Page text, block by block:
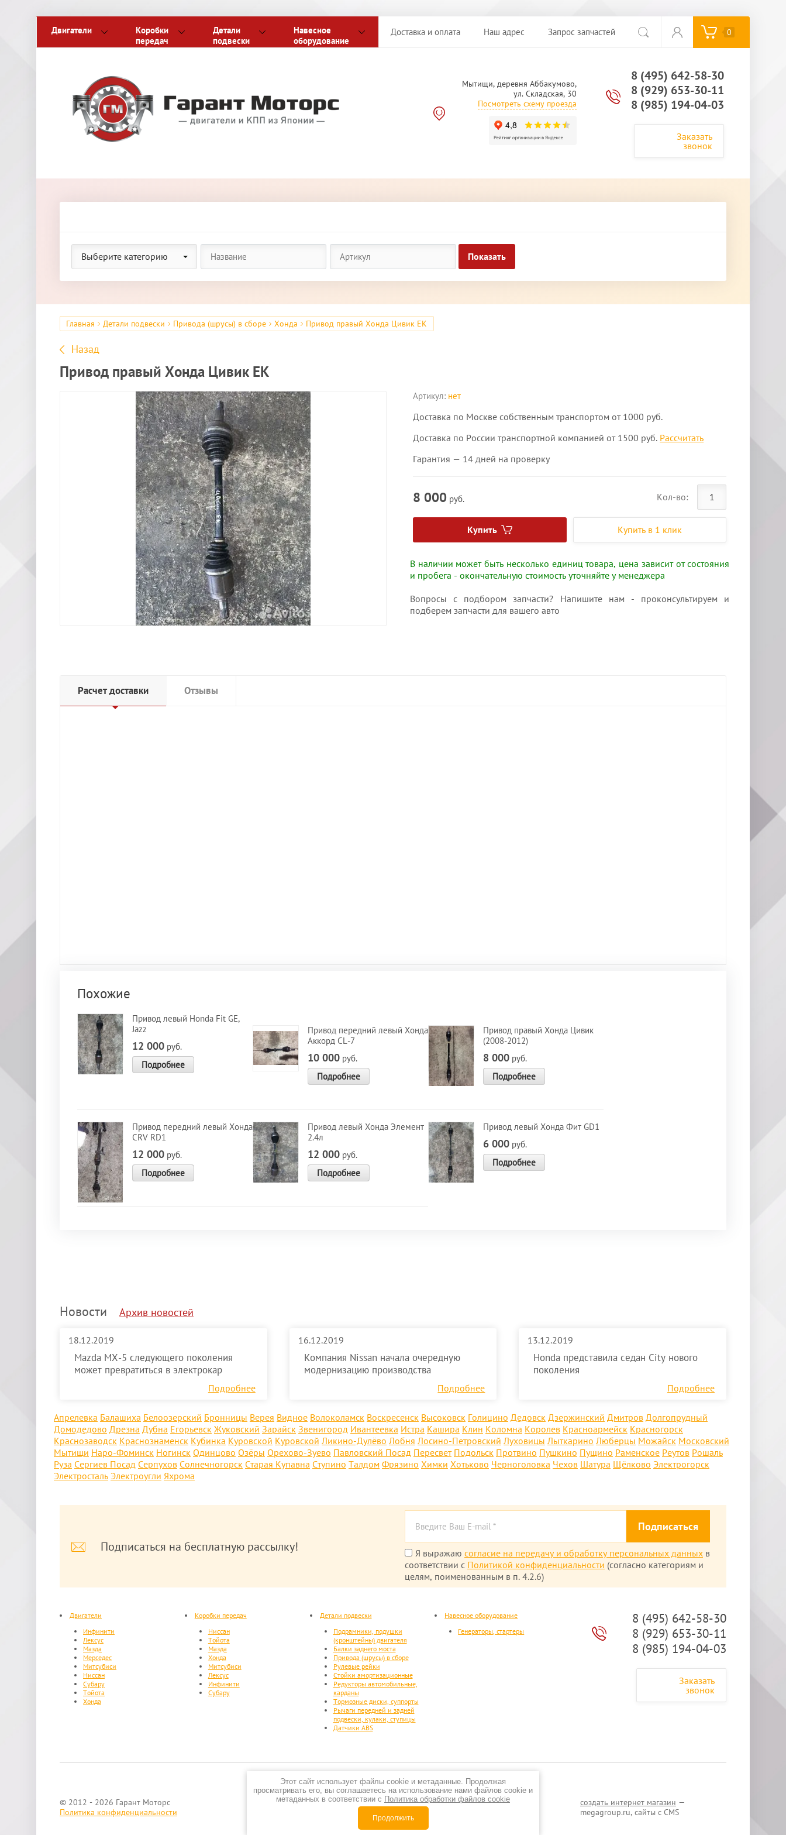
Доставка и оплата Наш адрес Запрос запчастей
Двигатели
Коробки
передач
Детали
подвески
Навесное
оборудование
0
Мытищи, деревня Аббакумово,
ул. Складская, 30
Посмотреть схему проезда
8 (495) 642-58-30
8 (929) 653-30-11
8 (985) 194-04-03
Заказать
звонок
Выберите категорию Показать
Главная Детали подвески Привода (шрусы) в сборе Хонда Привод правый Хонда Цивик EK
Назад
Привод правый Хонда Цивик EK
Артикул: нет
Доставка по Москве собственным транспортом от 1000 руб.
Доставка по России транспортной компанией от 1500 руб. Рассчитать
Гарантия — 14 дней на проверку
8 000 руб. Кол-во:
Купить Купить в 1 клик
В наличии может быть несколько единиц товара, цена зависит от состояния
и пробега - окончательную стоимость уточняйте у менеджера
Вопросы с подбором запчасти? Напишите нам - проконсультируем и
подберем запчасти для вашего авто
Расчет доставки Отзывы
Похожие
Привод левый Honda Fit GE,
Jazz
12 000 руб.
Подробнее
Привод передний левый Хонда
Аккорд CL-7
10 000 руб.
Подробнее
Привод правый Хонда Цивик
(2008-2012)
8 000 руб.
Подробнее
Привод передний левый Хонда
CRV RD1
12 000 руб.
Подробнее
Привод левый Хонда Элемент
2.4л
12 000 руб.
Подробнее
Привод левый Хонда Фит GD1
6 000 руб.
Подробнее
Новости Архив новостей
18.12.2019
Mazda MX-5 следующего поколения
может превратиться в электрокар
Подробнее
16.12.2019
Компания Nissan начала очередную
модернизацию производства
Подробнее
13.12.2019
Honda представила седан City нового
поколения
Подробнее
Апрелевка Балашиха Белоозерский Бронницы Верея Видное Волоколамск Воскресенск Высоковск Голицино Дедовск Дзержинский Дмитров Долгопрудный
Домодедово Дрезна Дубна Егорьевск Жуковский Зарайск Звенигород Ивантеевка Истра Кашира Клин Коломна Королев Красноармейск Красногорск
Краснозаводск Краснознаменск Кубинка Куровской Куровской Ликино-Дулёво Лобня Лосино-Петровский Луховицы Лыткарино Люберцы Можайск Московский
Мытищи Наро-Фоминск Ногинск Одинцово Озёры Орехово-Зуево Павловский Посад Пересвет Подольск Протвино Пушкино Пущино Раменское Реутов Рошаль
Руза Сергиев Посад Серпухов Солнечногорск Старая Купавна Ступино Талдом Фрязино Химки Хотьково Черноголовка Чехов Шатура Щёлково Электрогорск
Электросталь Электроугли Яхрома
Подписаться на бесплатную рассылку! Я выражаю согласие на передачу и обработку персональных данных в
соответствии с Политикой конфиденциальности (согласно категориям и
целям, поименованным в п. 4.2.6)
Подписаться
Двигатели
Инфинити
Лексус
Мазда
Мерседес
Митсубиси
Ниссан
Субару
Тойота
Хонда
Коробки передач
Ниссан
Тойота
Мазда
Хонда
Митсубиси
Лексус
Инфинити
Субару
Детали подвески
Подрамники, подушки
(кронштейны) двигателя
Балки заднего моста
Привода (шрусы) в сборе
Рулевые рейки
Стойки амортизационные
Редукторы автомобильные,
карданы
Тормозные диски, суппорты
Рычаги передней и задней
подвески, кулаки, ступицы
Датчики ABS
Навесное оборудование
Генераторы, стартеры
8 (495) 642-58-30
8 (929) 653-30-11
8 (985) 194-04-03
Заказать
звонок
© 2012 - 2026 Гарант Моторс
Политика конфиденциальности
создать интернет магазин —
megagroup.ru, сайты с CMS
Этот сайт использует файлы cookie и метаданные. Продолжая
просматривать его, вы соглашаетесь на использование нами файлов cookie и
метаданных в соответствии с Политика обработки файлов cookie
Продолжить